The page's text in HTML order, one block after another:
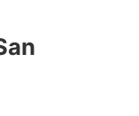
por Z